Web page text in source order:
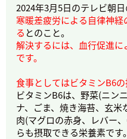
2024年3月5日のテレビ朝
寒暖差疲労による自律神
る とのこと。
解決するには、血行促進
です。
食事としてはビタミンB6
ビタミンB6は、野菜(ニン
ナ、ごま、焼き海苔、玄米
肉(マグロの赤身、レバー
らも摂取できる栄養素です。